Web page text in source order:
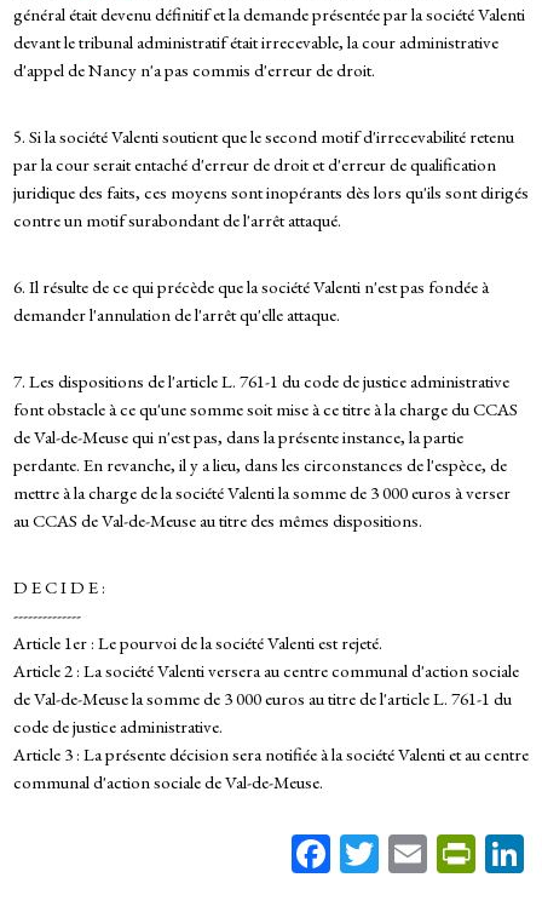
général était devenu définitif et la demande présentée par la société Valenti
devant le tribunal administratif était irrecevable, la cour administrative
d'appel de Nancy n'a pas commis d'erreur de droit.
5. Si la société Valenti soutient que le second motif d'irrecevabilité retenu
par la cour serait entaché d'erreur de droit et d'erreur de qualification
juridique des faits, ces moyens sont inopérants dès lors qu'ils sont dirigés
contre un motif surabondant de l'arrêt attaqué.
6. Il résulte de ce qui précède que la société Valenti n'est pas fondée à
demander l'annulation de l'arrêt qu'elle attaque.
7. Les dispositions de l'article L. 761-1 du code de justice administrative
font obstacle à ce qu'une somme soit mise à ce titre à la charge du CCAS
de Val-de-Meuse qui n'est pas, dans la présente instance, la partie
perdante. En revanche, il y a lieu, dans les circonstances de l'espèce, de
mettre à la charge de la société Valenti la somme de 3 000 euros à verser
au CCAS de Val-de-Meuse au titre des mêmes dispositions.
D E C I D E :
--------------
Article 1er : Le pourvoi de la société Valenti est rejeté.
Article 2 : La société Valenti versera au centre communal d'action sociale
de Val-de-Meuse la somme de 3 000 euros au titre de l'article L. 761-1 du
code de justice administrative.
Article 3 : La présente décision sera notifiée à la société Valenti et au centre
communal d'action sociale de Val-de-Meuse.
Fa T E Pr